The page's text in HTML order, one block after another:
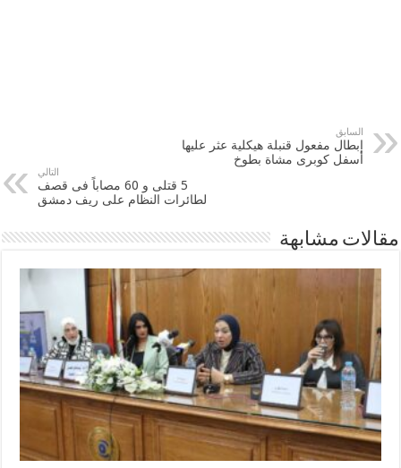
السابق
إبطال مفعول قنبلة هيكلية عثر عليها
أسفل كوبرى مشاة بطوخ
التالي
5 قتلى و 60 مصاباً فى قصف
لطائرات النظام على ريف دمشق
مقالات مشابهة